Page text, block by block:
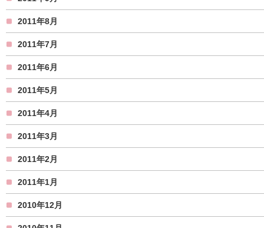
2011年8月
2011年7月
2011年6月
2011年5月
2011年4月
2011年3月
2011年2月
2011年1月
2010年12月